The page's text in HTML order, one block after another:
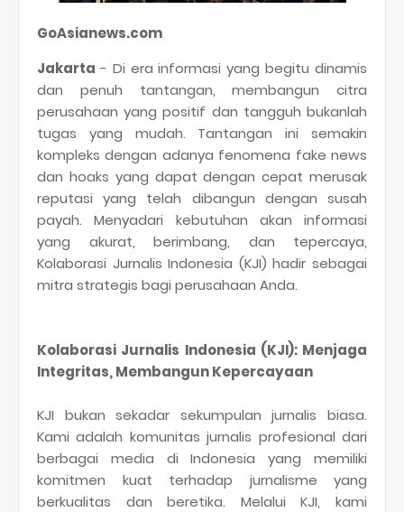
GoAsianews.com
Jakarta - Di era informasi yang begitu dinamis
dan penuh tantangan, membangun citra
perusahaan yang positif dan tangguh bukanlah
tugas yang mudah. Tantangan ini semakin
kompleks dengan adanya fenomena fake news
dan hoaks yang dapat dengan cepat merusak
reputasi yang telah dibangun dengan susah
payah. Menyadari kebutuhan akan informasi
yang akurat, berimbang, dan tepercaya,
Kolaborasi Jurnalis Indonesia (KJI) hadir sebagai
mitra strategis bagi perusahaan Anda.
Kolaborasi Jurnalis Indonesia (KJI): Menjaga
Integritas, Membangun Kepercayaan
KJI bukan sekadar sekumpulan jurnalis biasa.
Kami adalah komunitas jurnalis profesional dari
berbagai media di Indonesia yang memiliki
komitmen kuat terhadap jurnalisme yang
berkualitas dan beretika. Melalui KJI, kami